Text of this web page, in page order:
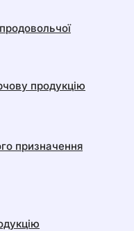
продукцію
призначення